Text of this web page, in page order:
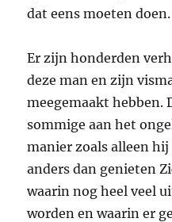
dat eens moeten doen.
Er zijn honderden
deze man en zijn
meegemaakt hebben.
sommige aan het
manier zoals alleen
anders dan genieten
waarin nog heel veel
worden en waarin er